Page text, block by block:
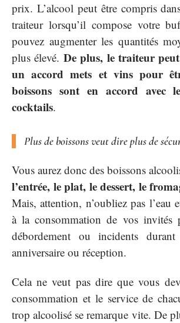
prix. L’alcool peut être compris
traiteur lorsqu’il compose votre
pouvez augmenter les quantités
plus élevé. De plus, le traiteur
un accord mets et vins pour
boissons sont en accord avec
cocktails.
Plus de boissons veut dire plus de
Vous aurez donc des boissons
l’entrée, le plat, le dessert, le
Mais, attention, n’oubliez pas l’eau
à la consommation de vos invités
débordement ou incidents
anniversaire ou réception.
Cela ne veut pas dire que vous
consommation et le service de
trop alcoolisé se remarque vite. De